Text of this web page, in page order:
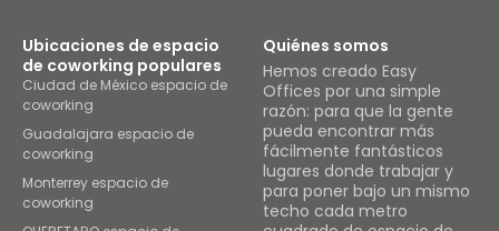
Ubicaciones de espacio
de coworking populares
Ciudad de México espacio de
coworking
Guadalajara espacio de
coworking
Monterrey espacio de
coworking
Quiénes somos
Hemos creado Easy
Offices por una simple
razón: para que la gente
pueda encontrar más
fácilmente fantásticos
lugares donde trabajar y
para poner bajo un mismo
techo cada metro